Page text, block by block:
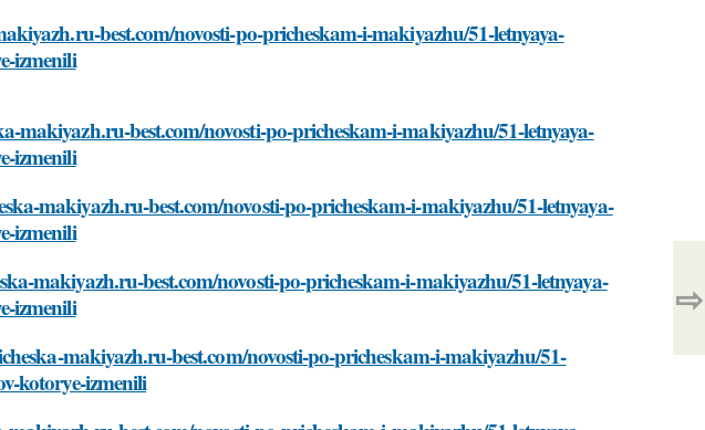
best.com/novosti-po-pricheskam-i-makiyazhu/51-letnyaya-
izmenili
makiyazh.ru-best.com/novosti-po-pricheskam-i-makiyazhu/51-letnyaya-
izmenili
makiyazh.ru-best.com/novosti-po-pricheskam-i-makiyazhu/51-letnyaya-
izmenili
makiyazh.ru-best.com/novosti-po-pricheskam-i-makiyazhu/51-letnyaya-
izmenili
makiyazh.ru-best.com/novosti-po-pricheskam-i-makiyazhu/51-
kotorye-izmenili
⇨